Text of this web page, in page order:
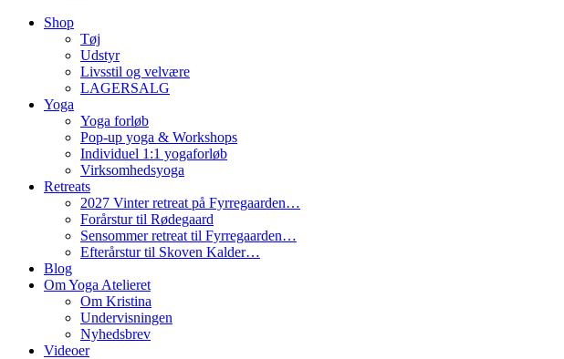
Shop
Tøj
Udstyr
Livsstil og velvære
LAGERSALG
Yoga
Yoga forløb
Pop-up yoga & Workshops
Individuel 1:1 yogaforløb
Virksomhedsyoga
Retreats
2027 Vinter retreat på Fyrregaarden…
Forårstur til Rødegaard
Sensommer retreat til Fyrregaarden…
Efterårstur til Skoven Kalder…
Blog
Om Yoga Atelieret
Om Kristina
Undervisningen
Nyhedsbrev
Videoer